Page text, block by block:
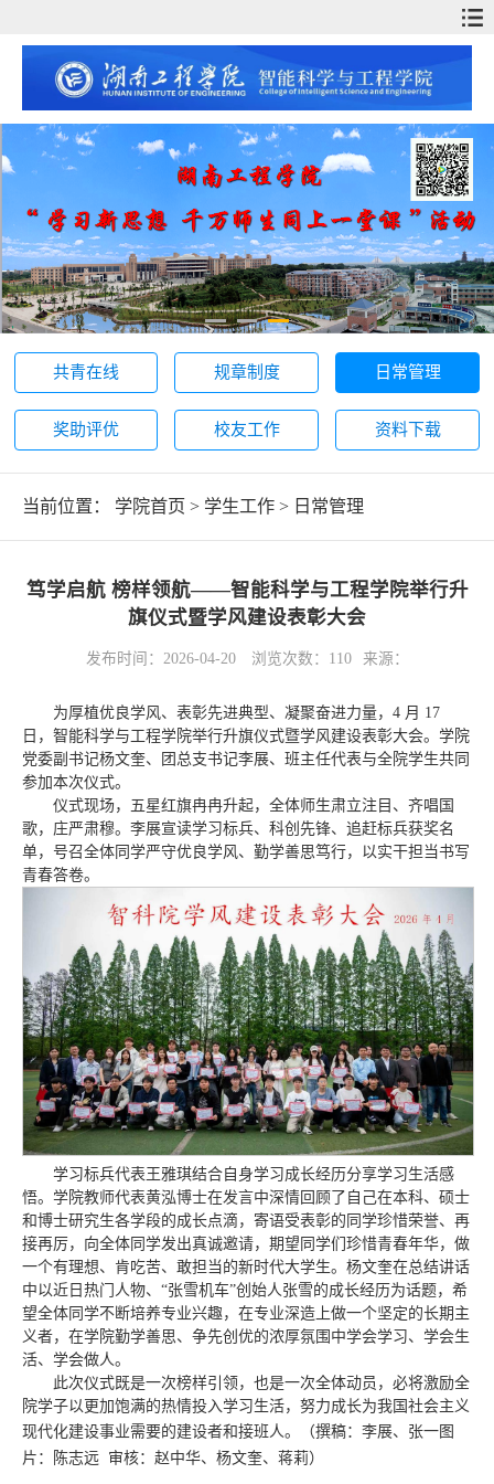
共青在线 规章制度 日常管理
奖助评优 校友工作 资料下载
当前位置： 学院首页 > 学生工作 > 日常管理
笃学启航 榜样领航——智能科学与工程学院举行升
旗仪式暨学风建设表彰大会
发布时间：2026-04-20 浏览次数： 110 来源：
为厚植优良学风、表彰先进典型、凝聚奋进力量，4 月 17
日，智能科学与工程学院举行升旗仪式暨学风建设表彰大会。学院
党委副书记杨文奎、团总支书记李展、班主任代表与全院学生共同
参加本次仪式。
仪式现场，五星红旗冉冉升起，全体师生肃立注目、齐唱国
歌，庄严肃穆。李展宣读学习标兵、科创先锋、追赶标兵获奖名
单，号召全体同学严守优良学风、勤学善思笃行，以实干担当书写
青春答卷。
学习标兵代表王雅琪结合自身学习成长经历分享学习生活感
悟。学院教师代表黄泓博士在发言中深情回顾了自己在本科、硕士
和博士研究生各学段的成长点滴，寄语受表彰的同学珍惜荣誉、再
接再厉，向全体同学发出真诚邀请，期望同学们珍惜青春年华，做
一个有理想、肯吃苦、敢担当的新时代大学生。杨文奎在总结讲话
中以近日热门人物、“张雪机车”创始人张雪的成长经历为话题，希
望全体同学不断培养专业兴趣，在专业深造上做一个坚定的长期主
义者，在学院勤学善思、争先创优的浓厚氛围中学会学习、学会生
活、学会做人。
此次仪式既是一次榜样引领，也是一次全体动员，必将激励全
院学子以更加饱满的热情投入学习生活，努力成长为我国社会主义
现代化建设事业需要的建设者和接班人。（撰稿： 李展、 张一图
片：陈志远 审核：赵中华、杨文奎、蒋莉）